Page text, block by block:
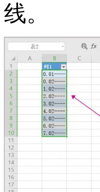
线。